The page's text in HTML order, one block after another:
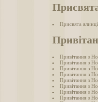
Присвята
Привітання з
Привітання з
Привітання з
Привітання з
Привітання з
Привітання з
Привітання з
Привітання з